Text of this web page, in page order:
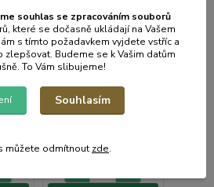
2-3
Cedník d20x10,5cm
stojící, 2ucha, NR
plech
DPH
sklad | odešleme do 2-3
prac. dnů
souhlas se zpracováním souborů
které se dočasně ukládají na Vašem
s tímto požadavkem vyjdete vstříc a
Budeme se k Vašim datům
To Vám slibujeme!
Souhlasím
můžete odmítnout zde.